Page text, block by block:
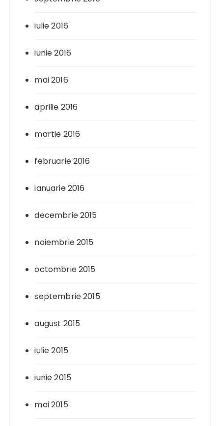
iulie 2016
iunie 2016
mai 2016
aprilie 2016
martie 2016
februarie 2016
ianuarie 2016
decembrie 2015
noiembrie 2015
octombrie 2015
septembrie 2015
august 2015
iulie 2015
iunie 2015
mai 2015